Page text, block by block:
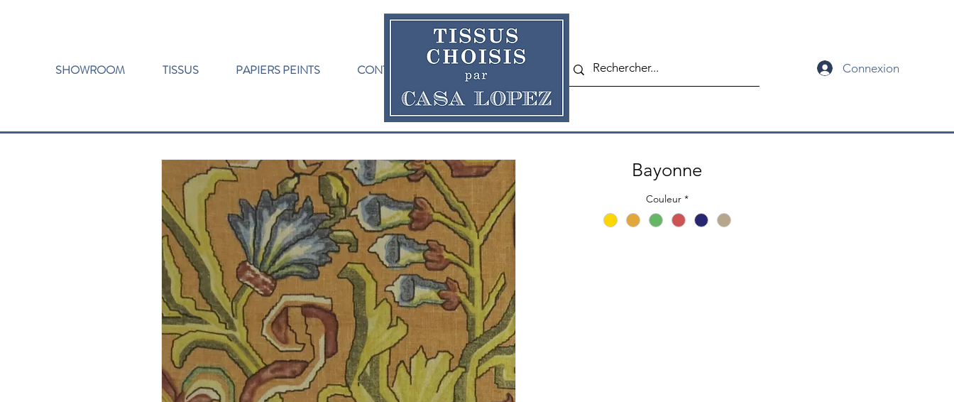
SHOWROOM TISSUS PAPIERS PEINTS CONTACT Connexion
Bayonne
Couleur *